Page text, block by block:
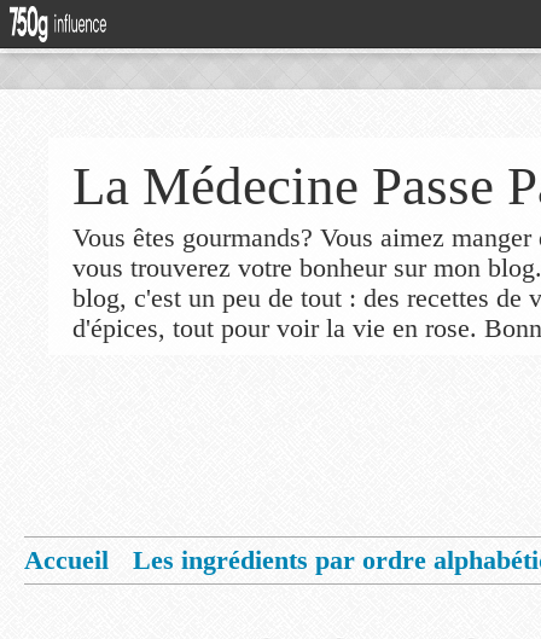
La Médecine Passe
Vous êtes gourmands? Vous aimez
vous trouverez votre bonheur sur mon
blog, c'est un peu de tout : des recettes de
d'épices, tout pour voir la vie en rose.
Accueil
Les ingrédients par ordre